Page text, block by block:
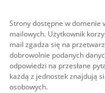
Strony dostępne w domenie
mailowych. Użytkownik
mail zgadza się na
dobrowolnie podanych
odpowiedzi na przesłane
każdą z jednostek znajdują
osobowych.